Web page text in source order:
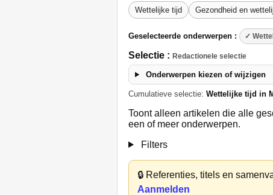
Wettelijke tijd Gezondheid en
Geselecteerde onderwerpen : ✓
Selectie : Redactionele selectie
Onderwerpen kiezen of wijzigen
Cumulatieve selectie: Wettelijke tijd in
Toont alleen artikelen die alle
een of meer onderwerpen.
Filters
🔒 Referenties, titels en
Aanmelden